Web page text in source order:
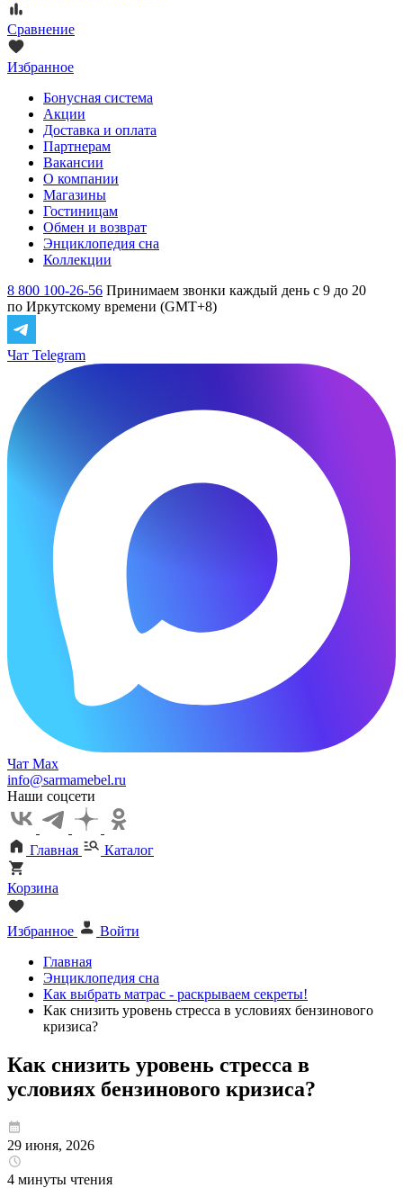
Сравнение
Избранное
Бонусная система
Акции
Доставка и оплата
Партнерам
Вакансии
О компании
Магазины
Гостиницам
Обмен и возврат
Энциклопедия сна
Коллекции
8 800 100-26-56 Принимаем звонки каждый день с 9 до 20
по Иркутскому времени (GMT+8)
Чат Telegram
Чат Max
info@sarmamebel.ru
Наши соцсети
Главная Каталог
Корзина
Избранное
Войти
Главная
Энциклопедия сна
Как выбрать матрас - раскрываем секреты!
Как снизить уровень стресса в условиях бензинового
кризиса?
Как снизить уровень стресса в
условиях бензинового кризиса?
29 июня, 2026
4 минуты чтения